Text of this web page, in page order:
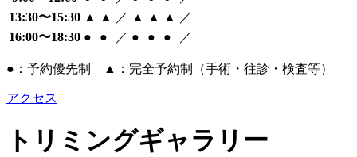
13:30〜15:30 ▲ ▲ ／ ▲ ▲ ▲
／
16:00〜18:30 ● ● ／ ● ● ● ／
●：予約優先制 ▲：完全予約制（手術・往診・検査等）
アクセス
トリミングギャラリー